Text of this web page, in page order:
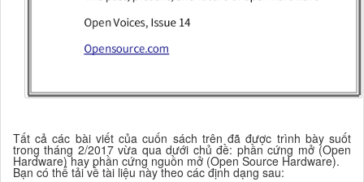
Tất cả các bài viết của cuốn sách trên đã được trình bày suốt
trong tháng 2/2017 vừa qua dưới chủ đề: phần cứng mở (Open
Hardware) hay phần cứng nguồn mở (Open Source Hardware).
Bạn có thể tải về tài liệu này theo các định dạng sau: